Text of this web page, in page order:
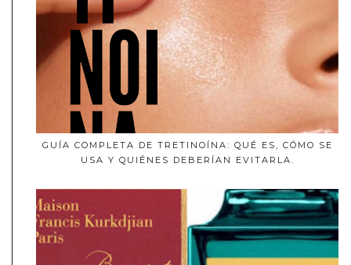
GUÍA COMPLETA DE TRETINOÍNA: QUÉ ES, CÓMO SE
USA Y QUIÉNES DEBERÍAN EVITARLA.